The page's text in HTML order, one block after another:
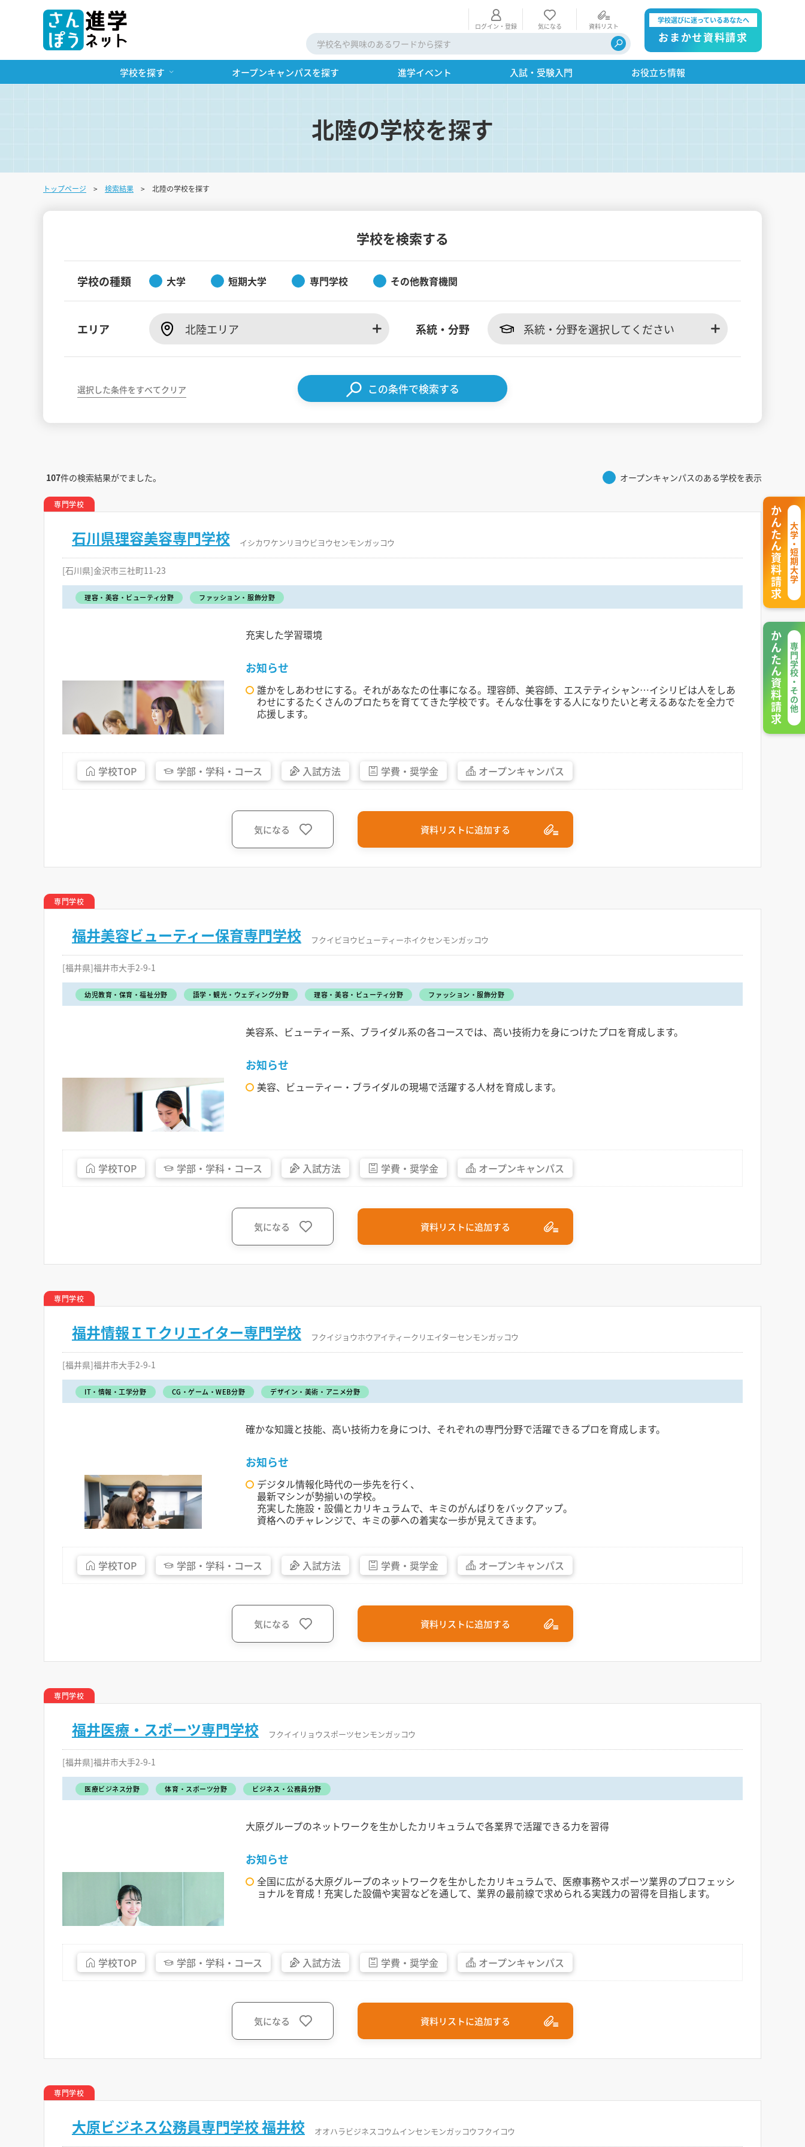
ログイン・登録 気になる 資料リスト
学校選びに迷っているあなたへ
おまかせ資料請求
学校を探す オープンキャンパスを探す 進学イベント 入試・受験入門 お役立ち情報
北陸の学校を探す
トップページ 検索結果 北陸の学校を探す
学校を検索する
学校の種類 大学 短期大学 専門学校 その他教育機関
エリア 北陸エリア 系統・分野 系統・分野を選択してください
この条件で検索する
選択した条件をすべてクリア
107件の検索結果がでました。 オープンキャンパスのある学校を表示
専門学校
石川県理容美容専門学校 イシカワケンリヨウビヨウセンモンガッコウ
[石川県]金沢市三社町11-23
理容・美容・ビューティ分野 ファッション・服飾分野
充実した学習環境
お知らせ
誰かをしあわせにする。それがあなたの仕事になる。理容師、美容師、エステティシャン…イシリビは人をしあ
わせにするたくさんのプロたちを育ててきた学校です。そんな仕事をする人になりたいと考えるあなたを全力で
応援します。
学校TOP 学部・ 学科・ コース 入試方法 学費・ 奨学金 オープンキャンパス
気になる 資料リストに追加する
専門学校
福井美容ビューティー保育専門学校 フクイビヨウビューティーホイクセンモンガッコウ
[福井県]福井市大手2-9-1
幼児教育・保育・福祉分野 語学・観光・ウェディング分野 理容・美容・ビューティ分野 ファッション・服飾分野
美容系、ビューティー系、ブライダル系の各コースでは、高い技術力を身につけたプロを育成します。
お知らせ
美容、ビューティー・ブライダルの現場で活躍する人材を育成します。
学校TOP 学部・ 学科・ コース 入試方法 学費・ 奨学金 オープンキャンパス
気になる 資料リストに追加する
専門学校
福井情報ＩＴクリエイター専門学校 フクイジョウホウアイティークリエイターセンモンガッコウ
[福井県]福井市大手2-9-1
IT・情報・工学分野 CG・ゲーム・WEB分野 デザイン・美術・アニメ分野
確かな知識と技能、高い技術力を身につけ、それぞれの専門分野で活躍できるプロを育成します。
お知らせ
デジタル情報化時代の一歩先を行く、
最新マシンが勢揃いの学校。
充実した施設・設備とカリキュラムで、キミのがんばりをバックアップ。
資格へのチャレンジで、キミの夢への着実な一歩が見えてきます。
学校TOP 学部・ 学科・ コース 入試方法 学費・ 奨学金 オープンキャンパス
気になる 資料リストに追加する
専門学校
福井医療・スポーツ専門学校 フクイイリョウスポーツセンモンガッコウ
[福井県]福井市大手2-9-1
医療ビジネス分野 体育・スポーツ分野 ビジネス・公務員分野
大原グループのネットワークを生かしたカリキュラムで各業界で活躍できる力を習得
お知らせ
全国に広がる大原グループのネットワークを生かしたカリキュラムで、医療事務やスポーツ業界のプロフェッシ
ョナルを育成！充実した設備や実習などを通して、業界の最前線で求められる実践力の習得を目指します。
学校TOP 学部・ 学科・ コース 入試方法 学費・ 奨学金 オープンキャンパス
気になる 資料リストに追加する
専門学校
大原ビジネス公務員専門学校 福井校 オオハラビジネスコウムインセンモンガッコウフクイコウ
大学・短期大学
かんたん資料請求
専門学校・その他
かんたん資料請求